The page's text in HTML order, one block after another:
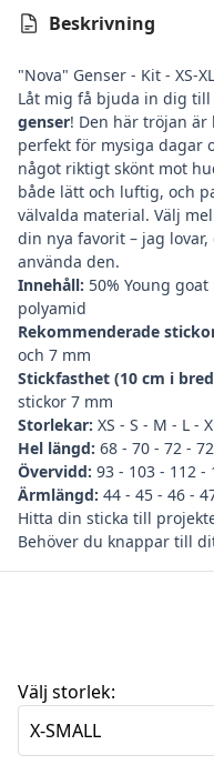
Beskrivning
"Nova" Genser - Kit - XS-
Låt mig få bjuda in dig
genser! Den här tröjan
perfekt för mysiga dagar
något riktigt skönt mot
både lätt och luftig, och
välvalda material. Välj
din nya favorit – jag
använda den.
Innehåll: 50% Young
polyamid
Rekommenderade
och 7 mm
Stickfasthet (10 cm i
stickor 7 mm
Storlekar: XS - S - M - L -
Hel längd: 68 - 70 - 72 -
Övervidd: 93 - 103 - 112 -
Ärmlängd: 44 - 45 - 46 -
Hitta din sticka till
Behöver du knappar till
Välj storlek: